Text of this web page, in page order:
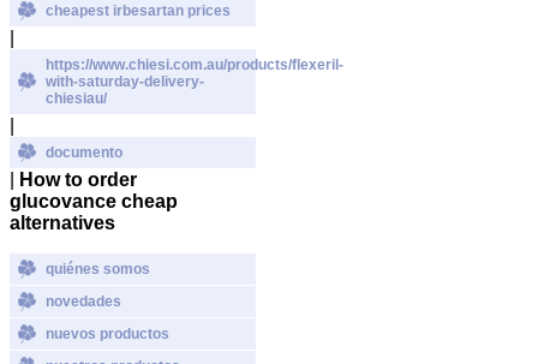
cheapest irbesartan prices
https://www.chiesi.com.au/products/flexeril-
with-saturday-delivery-
chiesiau/
documento
How to order
glucovance cheap
alternatives
quiénes somos
novedades
nuevos productos